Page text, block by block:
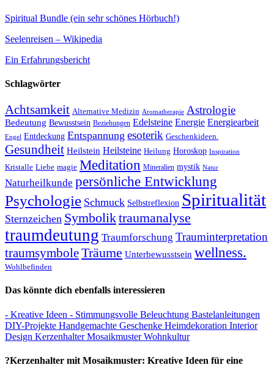
Spiritual Bundle (ein sehr schönes Hörbuch!)
Seelenreisen – Wikipedia
Ein Erfahrungsbericht
Schlagwörter
Achtsamkeit Alternative Medizin Aromatherapie Astrologie
Bedeutung Bewusstsein Beziehungen Edelsteine Energie Energiearbeit
Engel Entdeckung Entspannung esoterik Geschenkideen.
Gesundheit Heilstein Heilsteine Heilung Horoskop Inspiration
Kristalle Liebe magie Meditation Mineralien mystik Natur
Naturheilkunde persönliche Entwicklung
Psychologie Schmuck Selbstreflexion Spiritualität
Sternzeichen Symboliktraumanalyse
traumdeutung Traumforschung Trauminterpretation
traumsymboleTräume Unterbewusstsein wellness.
Wohlbefinden
Das könnte dich ebenfalls interessieren
- Kreative Ideen - Stimmungsvolle Beleuchtung Bastelanleitungen
DIY-Projekte Handgemachte Geschenke Heimdekoration Interior
Design KerzenhalterMosaikmusterWohnkultur
?Kerzenhalter mit Mosaikmuster: Kreative Ideen für eine